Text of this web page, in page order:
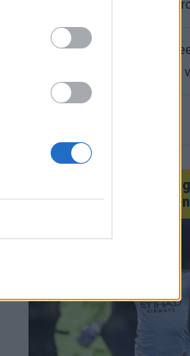
appartement op
Marcos Leonardo laat
bij Ajax: 'Hier gaan fans
Van Götze tot
statementtransfers in